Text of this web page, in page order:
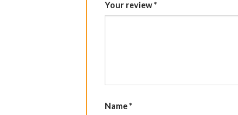
Your review*
Name*